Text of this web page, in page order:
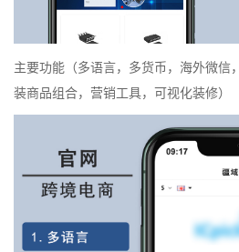
主要功能（多语言，多货币，海外微信
装商品组合，营销工具，可视化装修）